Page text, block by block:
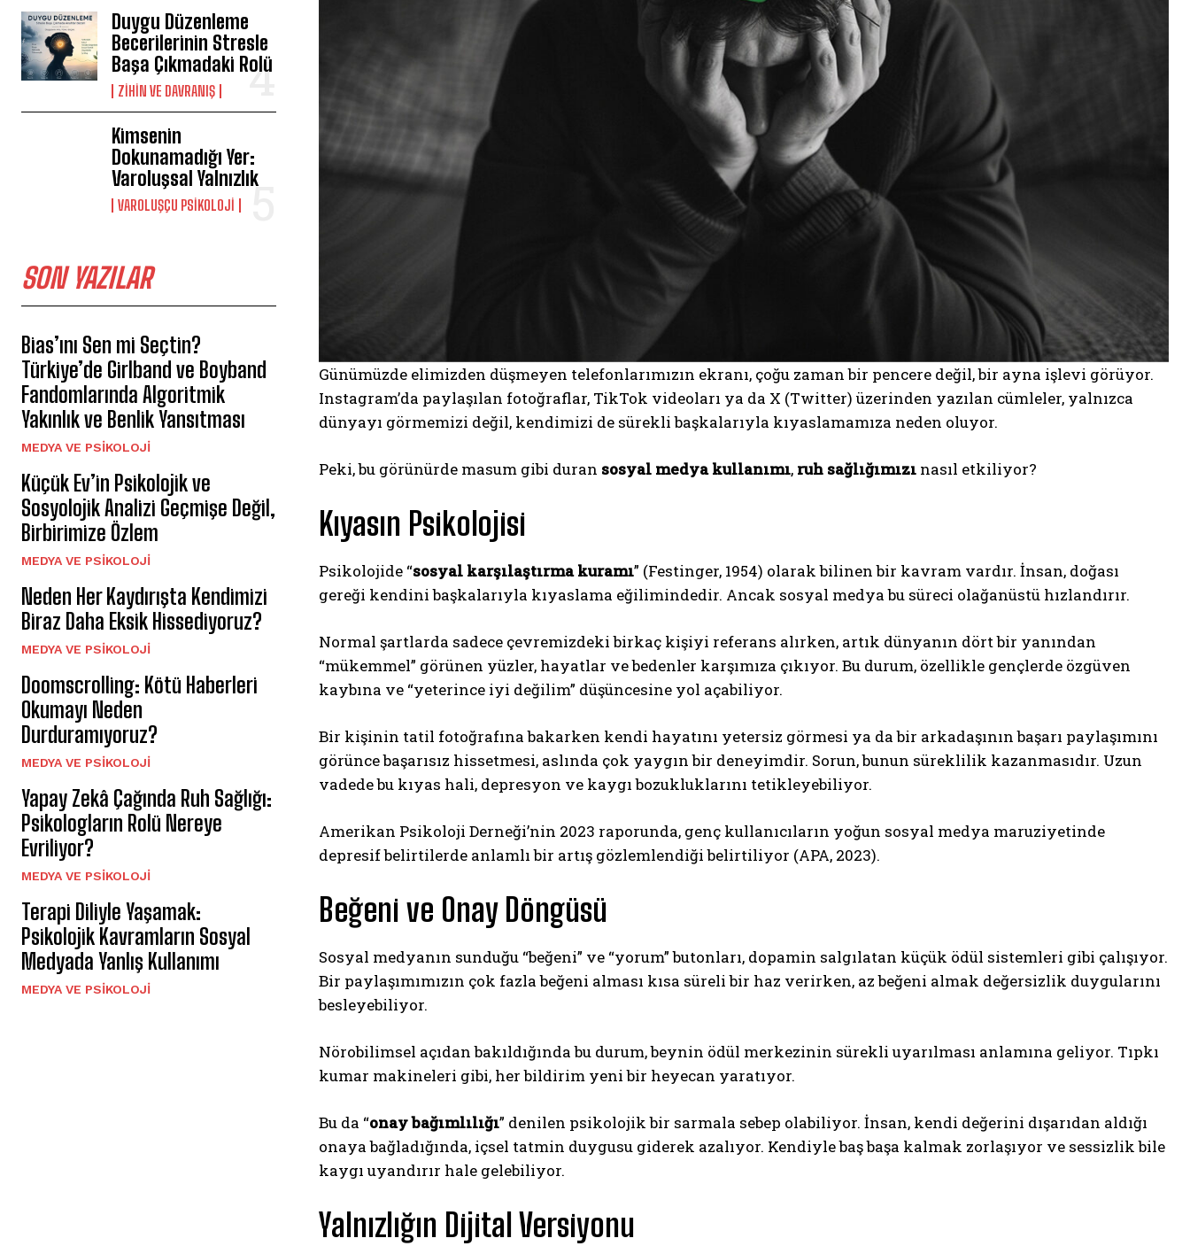
ABONE OL
Duygu Düzenleme
Becerilerinin Stresle
Başa Çıkmadaki Rolü
⁠ZIHIN VE DAVRANIŞ
Kimsenin
Dokunamadığı Yer:
Varoluşsal Yalnızlık
VAROLUŞÇU PSIKOLOJI
SON YAZILAR
Bias’ını Sen mi Seçtin?
Türkiye’de Girlband ve Boyband
Fandomlarında Algoritmik
Yakınlık ve Benlik Yansıtması
MEDYA VE PSIKOLOJI
Küçük Ev’in Psikolojik ve
Sosyolojik Analizi Geçmişe Değil,
Birbirimize Özlem
MEDYA VE PSIKOLOJI
Neden Her Kaydırışta Kendimizi
Biraz Daha Eksik Hissediyoruz?
MEDYA VE PSIKOLOJI
Doomscrolling: Kötü Haberleri
Okumayı Neden
Durduramıyoruz?
MEDYA VE PSIKOLOJI
Yapay Zekâ Çağında Ruh Sağlığı:
Psikologların Rolü Nereye
Evriliyor?
MEDYA VE PSIKOLOJI
Terapi Diliyle Yaşamak:
Psikolojik Kavramların Sosyal
Medyada Yanlış Kullanımı
MEDYA VE PSIKOLOJI
Günümüzde elimizden düşmeyen telefonlarımızın ekranı, çoğu zaman bir pencere değil, bir ayna işlevi görüyor.
Instagram’da paylaşılan fotoğraflar, TikTok videoları ya da X (Twitter) üzerinden yazılan cümleler, yalnızca
dünyayı görmemizi değil, kendimizi de sürekli başkalarıyla kıyaslamamıza neden oluyor.
Peki, bu görünürde masum gibi duran sosyal medya kullanımı, ruh sağlığımızı nasıl etkiliyor?
Kıyasın Psikolojisi
Psikolojide “sosyal karşılaştırma kuramı” (Festinger, 1954) olarak bilinen bir kavram vardır. İnsan, doğası
gereği kendini başkalarıyla kıyaslama eğilimindedir. Ancak sosyal medya bu süreci olağanüstü hızlandırır.
Normal şartlarda sadece çevremizdeki birkaç kişiyi referans alırken, artık dünyanın dört bir yanından
“mükemmel” görünen yüzler, hayatlar ve bedenler karşımıza çıkıyor. Bu durum, özellikle gençlerde özgüven
kaybına ve “yeterince iyi değilim” düşüncesine yol açabiliyor.
Bir kişinin tatil fotoğrafına bakarken kendi hayatını yetersiz görmesi ya da bir arkadaşının başarı paylaşımını
görünce başarısız hissetmesi, aslında çok yaygın bir deneyimdir. Sorun, bunun süreklilik kazanmasıdır. Uzun
vadede bu kıyas hali, depresyon ve kaygı bozukluklarını tetikleyebiliyor.
Amerikan Psikoloji Derneği’nin 2023 raporunda, genç kullanıcıların yoğun sosyal medya maruziyetinde
depresif belirtilerde anlamlı bir artış gözlemlendiği belirtiliyor (APA, 2023).
Beğeni ve Onay Döngüsü
Sosyal medyanın sunduğu “beğeni” ve “yorum” butonları, dopamin salgılatan küçük ödül sistemleri gibi çalışıyor.
Bir paylaşımımızın çok fazla beğeni alması kısa süreli bir haz verirken, az beğeni almak değersizlik duygularını
besleyebiliyor.
Nörobilimsel açıdan bakıldığında bu durum, beynin ödül merkezinin sürekli uyarılması anlamına geliyor. Tıpkı
kumar makineleri gibi, her bildirim yeni bir heyecan yaratıyor.
Bu da “onay bağımlılığı” denilen psikolojik bir sarmala sebep olabiliyor. İnsan, kendi değerini dışarıdan aldığı
onaya bağladığında, içsel tatmin duygusu giderek azalıyor. Kendiyle baş başa kalmak zorlaşıyor ve sessizlik bile
kaygı uyandırır hale gelebiliyor.
Yalnızlığın Dijital Versiyonu